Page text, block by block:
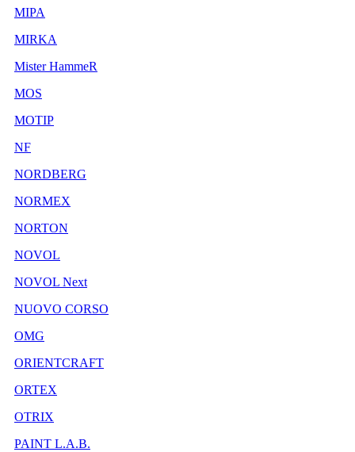
MIPA
MIRKA
Mister HammeR
MOS
MOTIP
NF
NORDBERG
NORMEX
NORTON
NOVOL
NOVOL Next
NUOVO CORSO
OMG
ORIENTCRAFT
ORTEX
OTRIX
PAINT L.A.B.